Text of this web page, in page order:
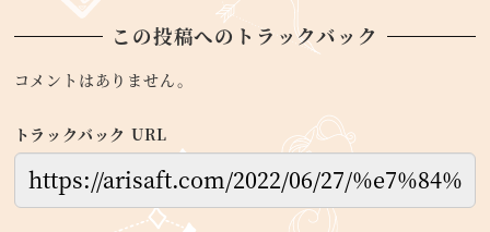
この投稿へのトラックバック
コメントはありません。
トラックバック URL